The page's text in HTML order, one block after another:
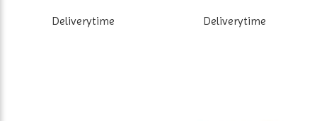
Deliverytime Deliverytime